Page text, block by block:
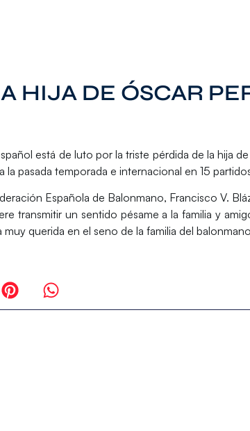
HIJA DE ÓSCAR
está de luto por la triste pérdida de la hija
la pasada temporada e internacional en 15
Española de Balonmano, Francisco V.
transmitir un sentido pésame a la familia y
muy querida en el seno de la familia del